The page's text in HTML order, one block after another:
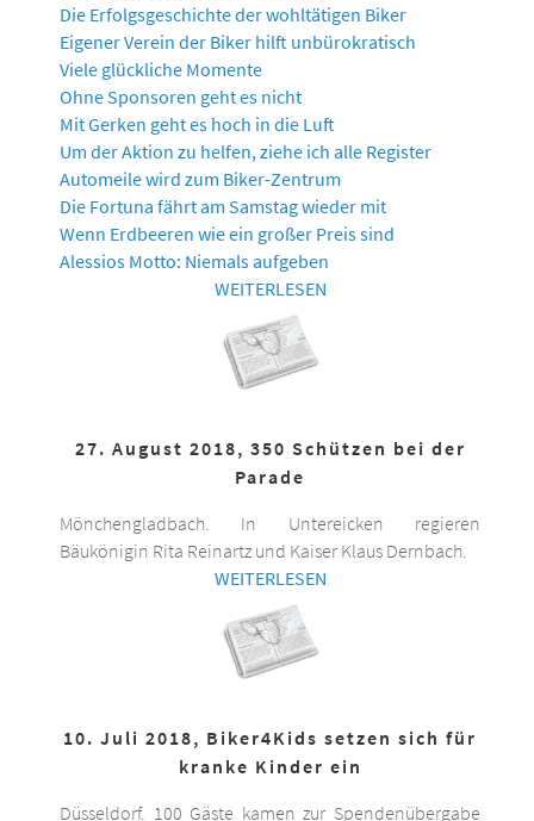
Die Erfolgsgeschichte der wohltätigen Biker
Eigener Verein der Biker hilft unbürokratisch
Viele glückliche Momente
Ohne Sponsoren geht es nicht
Mit Gerken geht es hoch in die Luft
Um der Aktion zu helfen, ziehe ich alle Register
Automeile wird zum Biker-Zentrum
Die Fortuna fährt am Samstag wieder mit
Wenn Erdbeeren wie ein großer Preis sind
Alessios Motto: Niemals aufgeben
WEITERLESEN
27. August 2018, 350 Schützen bei der
Parade
Mönchengladbach. In Untereicken regieren
Bäukönigin Rita Reinartz und Kaiser Klaus Dernbach.
WEITERLESEN
10. Juli 2018, Biker4Kids setzen sich für
kranke Kinder ein
Düsseldorf. 100 Gäste kamen zur Spendenübergabe